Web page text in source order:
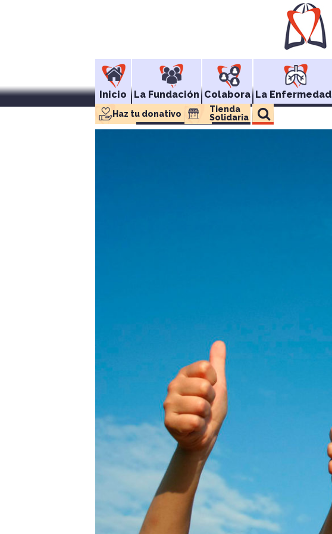
Inicio La Fundación Colabora La Enfermedad
Haz tu donativo
Tienda
Solidaria